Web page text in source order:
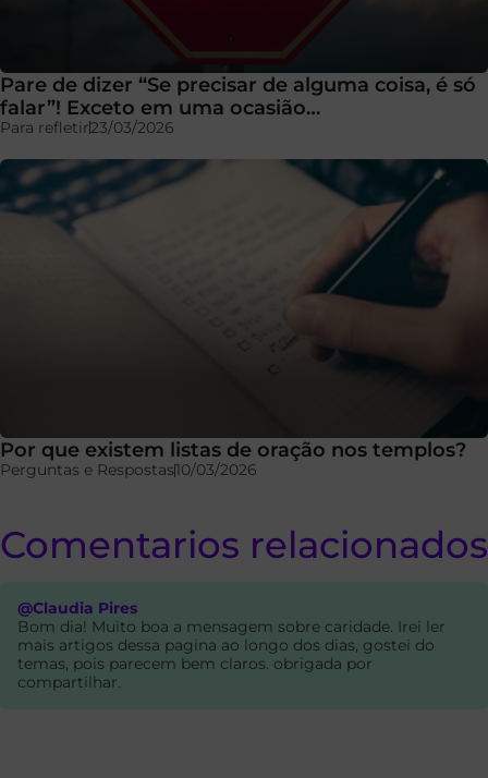
Pare de dizer “Se precisar de alguma coisa, é só
falar”! Exceto em uma ocasião…
Para refletir23/03/2026
Por que existem listas de oração nos templos?
Perguntas e Respostas10/03/2026
Comentarios relacionados
@Claudia Pires
Bom dia! Muito boa a mensagem sobre caridade. Irei ler
mais artigos dessa pagina ao longo dos dias, gostei do
temas, pois parecem bem claros. obrigada por
compartilhar.